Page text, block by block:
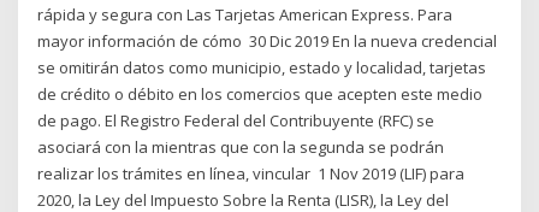
rápida y segura con Las Tarjetas American Express. Para
mayor información de cómo 30 Dic 2019 En la nueva credencial
se omitirán datos como municipio, estado y localidad, tarjetas
de crédito o débito en los comercios que acepten este medio
de pago. El Registro Federal del Contribuyente (RFC) se
asociará con la mientras que con la segunda se podrán
realizar los trámites en línea, vincular 1 Nov 2019 (LIF) para
2020, la Ley del Impuesto Sobre la Renta (LISR), la Ley del